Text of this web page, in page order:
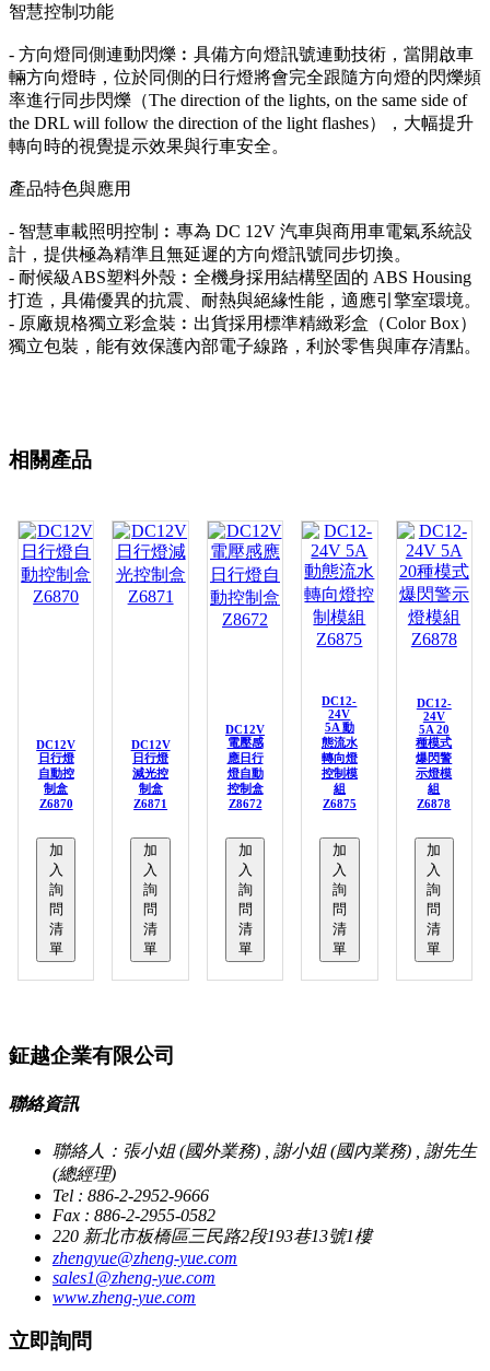
智慧控制功能
- 方向燈同側連動閃爍︰具備方向燈訊號連動技術，當開啟車
輛方向燈時，位於同側的日行燈將會完全跟隨方向燈的閃爍頻
率進行同步閃爍（The direction of the lights, on the same side of
the DRL will follow the direction of the light flashes），大幅提升
轉向時的視覺提示效果與行車安全。
產品特色與應用
- 智慧車載照明控制︰專為 DC 12V 汽車與商用車電氣系統設
計，提供極為精準且無延遲的方向燈訊號同步切換。
- 耐候級ABS塑料外殼︰全機身採用結構堅固的 ABS Housing
打造，具備優異的抗震、耐熱與絕緣性能，適應引擎室環境。
- 原廠規格獨立彩盒裝︰出貨採用標準精緻彩盒（Color Box）
獨立包裝，能有效保護內部電子線路，利於零售與庫存清點。
相關產品
DC12V
日行燈
自動控
制盒
Z6870
加
入
詢
問
清
單
DC12V
日行燈
減光控
制盒
Z6871
加
入
詢
問
清
單
DC12V
電壓感
應日行
燈自動
控制盒
Z8672
加
入
詢
問
清
單
DC12-
24V
5A 動
態流水
轉向燈
控制模
組
Z6875
加
入
詢
問
清
單
DC12-
24V
5A 20
種模式
爆閃警
示燈模
組
Z6878
加
入
詢
問
清
單
鉦越企業有限公司
聯絡資訊
聯絡人：張小姐 (國外業務) , 謝小姐 (國內業務) , 謝先生
(總經理)
Tel : 886-2-2952-9666
Fax : 886-2-2955-0582
220 新北市板橋區三民路2段193巷13號1樓
zhengyue@zheng-yue.com
sales1@zheng-yue.com
www.zheng-yue.com
立即詢問